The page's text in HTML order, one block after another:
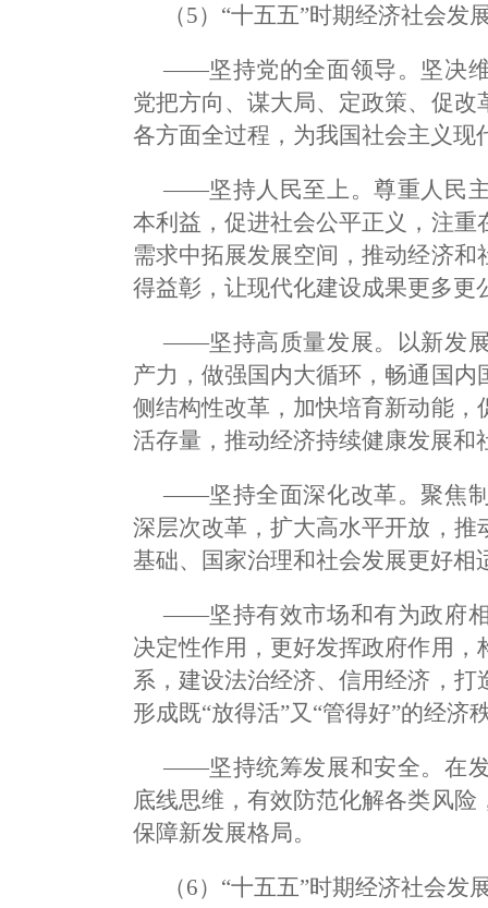
（5）“十五五”时期经济社会发
——坚持党的全面领导。坚决
党把方向、谋大局、定政策、促
各方面全过程，为我国社会主义现
——坚持人民至上。尊重人民
本利益，促进社会公平正义，注
需求中拓展发展空间，推动经济
得益彰，让现代化建设成果更多更
——坚持高质量发展。以新发
产力，做强国内大循环，畅通国
侧结构性改革，加快培育新动能
活存量，推动经济持续健康发展和
——坚持全面深化改革。聚焦
深层次改革，扩大高水平开放，
基础、国家治理和社会发展更好
——坚持有效市场和有为政府
决定性作用，更好发挥政府作用
系，建设法治经济、信用经济，
形成既“放得活”又“管得好”的经济
——坚持统筹发展和安全。在
底线思维，有效防范化解各类风
保障新发展格局。
（6）“十五五”时期经济社会发